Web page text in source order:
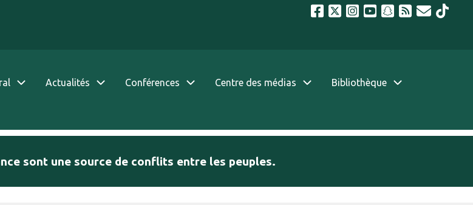
Actualités Conférences Centre des médias Bibliothèque
sont une source de conflits entre les peuples.